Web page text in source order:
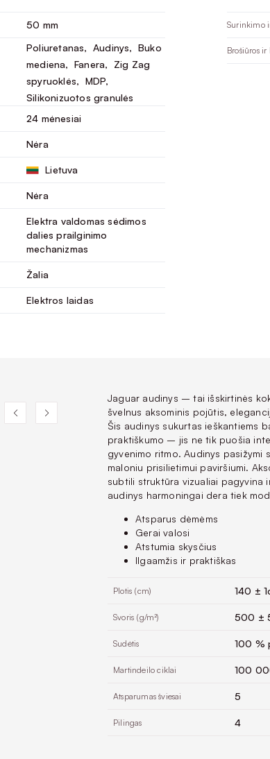
50 mm
Poliuretanas, Audinys, Buko
mediena, Fanera,
Zig Zag
spyruoklės, MDP,
Silikonizuotos granulės
24 mėnesiai
Nėra
Lietuva
Nėra
Elektra valdomas sėdimos
dalies prailginimo
mechanizmas
Žalia
Elektros laidas
Surinkimo
Brošiūros
Jaguar audinys – tai išskirtinės
švelnus aksominis pojūtis,
Šis audinys sukurtas ieškantiems
praktiškumo – jis ne tik puošia
gyvenimo ritmo. Audinys pasižymi
maloniu prisilietimui paviršiumi.
subtili struktūra vizualiai pagyvina
audinys harmoningai dera tiek
Atsparus dėmėms
Gerai valosi
Atstumia skysčius
Ilgaamžis ir praktiškas
Plotis (cm) 140 ±
Svoris (g/m²) 500 ±
Sudėtis 100 %
Martindeilo ciklai 100
Atsparumas šviesai 5
Pilingas 4